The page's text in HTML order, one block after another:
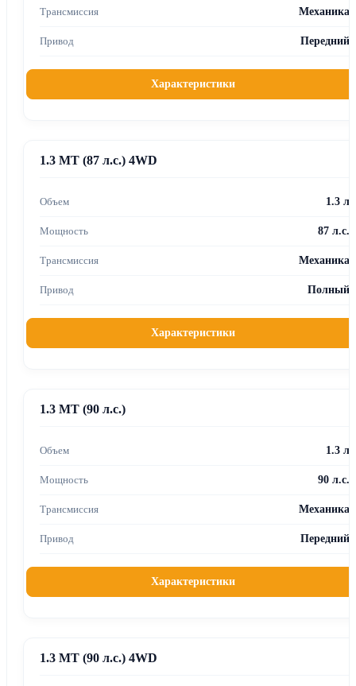
Механика
Передний
Характеристики
1.3 MT (87 л.с.) 4WD
1.3 л
87 л.с.
Механика
Полный
Характеристики
1.3 MT (90 л.с.)
1.3 л
90 л.с.
Механика
Передний
Характеристики
1.3 MT (90 л.с.) 4WD